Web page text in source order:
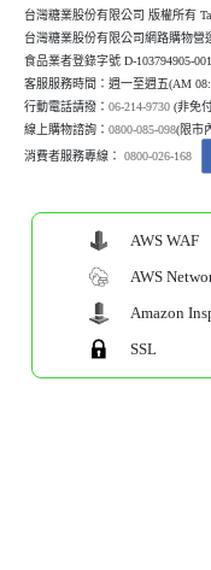
台灣糖業股份有限公司 版權所有
台灣糖業股份有限公司網路購物營
食品業者登錄字號 D-103794905-
客服服務時間：週一至週五(AM
行動電話請撥：06-214-9730 (非免
線上購物諮詢：0800-085-098(限市
消費者服務專線：0800-026-168
AWS WAF
AWS
Amazon
SSL